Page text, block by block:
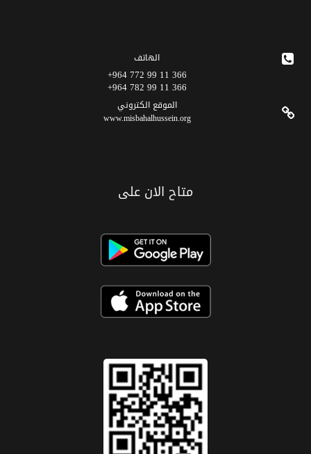
الهاتف
366 11 99 772 964+
366 11 99 782 964+
الموقع الکتروني
www.misbahalhussein.org
متاح الان على